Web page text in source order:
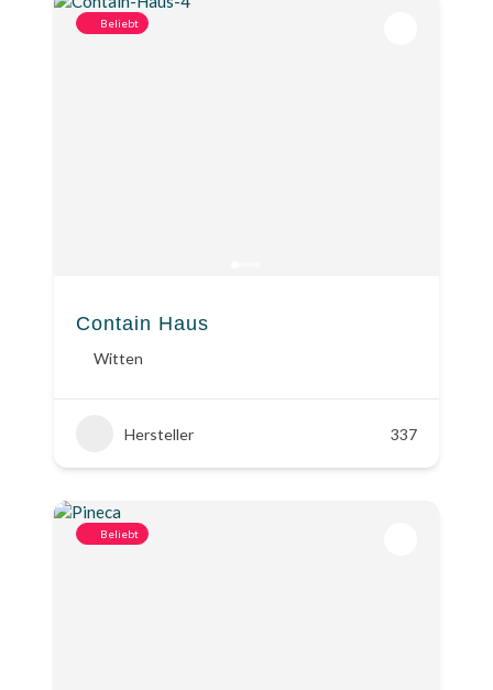
Beliebt
Contain Haus
Witten
Hersteller 337
Beliebt